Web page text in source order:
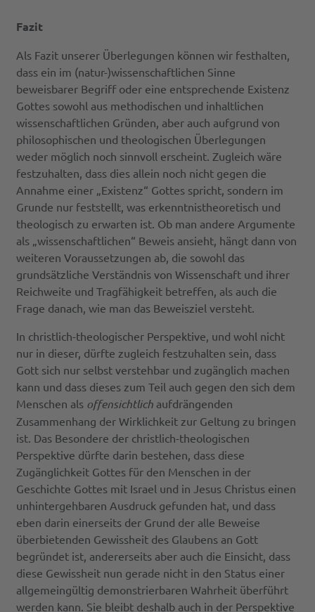
Fazit
Als Fazit unserer Überlegungen können wir festhalten,
dass ein im (natur-)wissenschaftlichen Sinne
beweisbarer Begriff oder eine entsprechende Existenz
Gottes sowohl aus methodischen und inhaltlichen
wissenschaftlichen Gründen, aber auch aufgrund von
philosophischen und theologischen Überlegungen
weder möglich noch sinnvoll erscheint. Zugleich wäre
festzuhalten, dass dies allein noch nicht gegen die
Annahme einer „Existenz“ Gottes spricht, sondern im
Grunde nur feststellt, was erkenntnistheoretisch und
theologisch zu erwarten ist. Ob man andere Argumente
als „wissenschaftlichen“ Beweis ansieht, hängt dann von
weiteren Voraussetzungen ab, die sowohl das
grundsätzliche Verständnis von Wissenschaft und ihrer
Reichweite und Tragfähigkeit betreffen, als auch die
Frage danach, wie man das Beweisziel versteht.
In christlich-theologischer Perspektive, und wohl nicht
nur in dieser, dürfte zugleich festzuhalten sein, dass
Gott sich nur selbst verstehbar und zugänglich machen
kann und dass dieses zum Teil auch gegen den sich dem
Menschen als offensichtlich aufdrängenden
Zusammenhang der Wirklichkeit zur Geltung zu bringen
ist. Das Besondere der christlich-theologischen
Perspektive dürfte darin bestehen, dass diese
Zugänglichkeit Gottes für den Menschen in der
Geschichte Gottes mit Israel und in Jesus Christus einen
unhintergehbaren Ausdruck gefunden hat, und dass
eben darin einerseits der Grund der alle Beweise
überbietenden Gewissheit des Glaubens an Gott
begründet ist, andererseits aber auch die Einsicht, dass
diese Gewissheit nun gerade nicht in den Status einer
allgemeingültig demonstrierbaren Wahrheit überführt
werden kann. Sie bleibt deshalb auch in der Perspektive